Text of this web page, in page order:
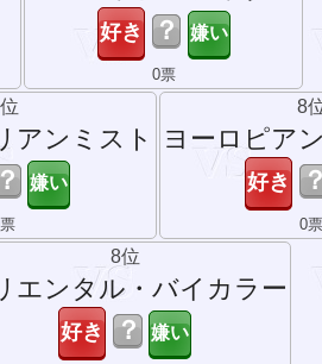
？
0票
アンミスト
？
8
ヨーロピア
？
0票
8位
エンタル・バイカラー
？